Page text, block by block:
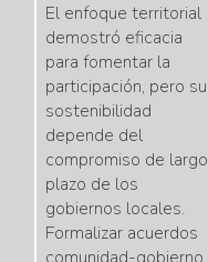
El enfoque territorial
demostró eficacia
para fomentar la
participación, pero su
sostenibilidad
depende del
compromiso de largo
plazo de los
gobiernos locales.
Formalizar acuerdos